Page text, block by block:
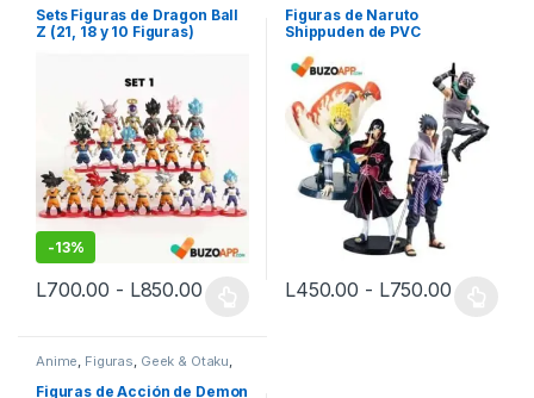
Sets Figuras de Dragon Ball
Z (21, 18 y 10 Figuras)
-13%
L700.00 - L850.00Rango de precios: desde L700.00
Figuras de Naruto
Shippuden de PVC
L450.00 - L750.00Rango
Anime, Figuras, Geek & Otaku,
Figuras de Acción de Demon